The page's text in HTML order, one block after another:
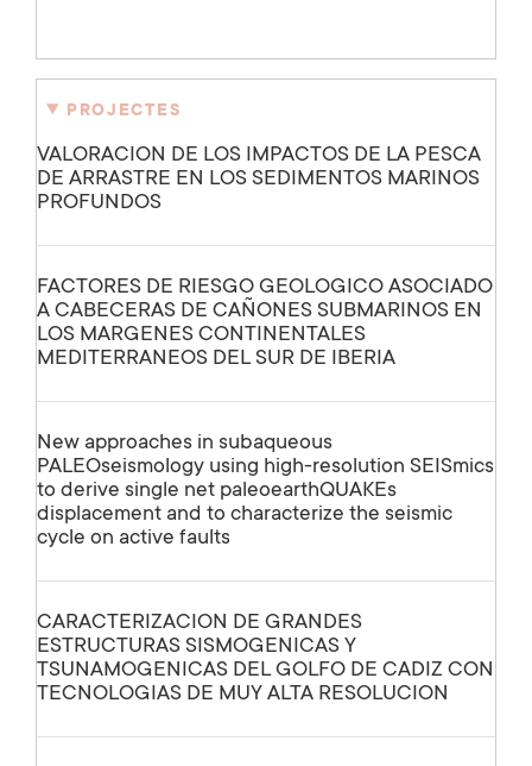
PROJECTES
VALORACION DE LOS IMPACTOS DE LA PESCA
DE ARRASTRE EN LOS SEDIMENTOS MARINOS
PROFUNDOS
FACTORES DE RIESGO GEOLOGICO ASOCIADO
A CABECERAS DE CAÑONES SUBMARINOS EN
LOS MARGENES CONTINENTALES
MEDITERRANEOS DEL SUR DE IBERIA
New approaches in subaqueous
PALEOseismology using high-resolution SEISmics
to derive single net paleoearthQUAKEs
displacement and to characterize the seismic
cycle on active faults
CARACTERIZACION DE GRANDES
ESTRUCTURAS SISMOGENICAS Y
TSUNAMOGENICAS DEL GOLFO DE CADIZ CON
TECNOLOGIAS DE MUY ALTA RESOLUCION